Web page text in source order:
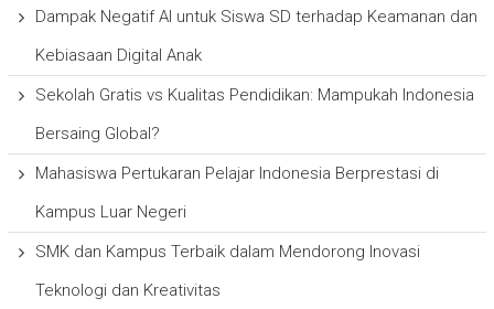
Dampak Negatif AI untuk Siswa SD terhadap Keamanan dan
Kebiasaan Digital Anak
Sekolah Gratis vs Kualitas Pendidikan: Mampukah Indonesia
Bersaing Global?
Mahasiswa Pertukaran Pelajar Indonesia Berprestasi di
Kampus Luar Negeri
SMK dan Kampus Terbaik dalam Mendorong Inovasi
Teknologi dan Kreativitas